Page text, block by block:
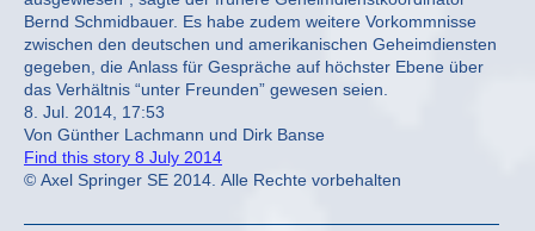
Bernd Schmidbauer. Es habe zudem weitere Vorkommnisse
zwischen den deutschen und amerikanischen Geheimdiensten
gegeben, die Anlass für Gespräche auf höchster Ebene über
das Verhältnis “unter Freunden” gewesen seien.
8. Jul. 2014, 17:53
Von Günther Lachmann und Dirk Banse
Find this story 8 July 2014
© Axel Springer SE 2014. Alle Rechte vorbehalten